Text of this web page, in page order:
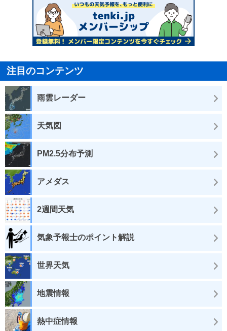
注目のコンテンツ
雨雲レーダー
天気図
PM2.5分布予測
アメダス
2週間天気
気象予報士のポイント解説
世界天気
地震情報
熱中症情報